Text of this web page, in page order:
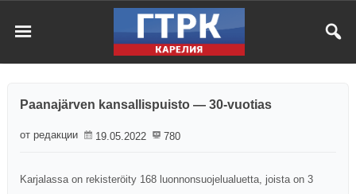
Paanajärven kansallispuisto — 30-vuotias
от редакции 19.05.2022 780
Karjalassa on rekisteröity 168 luonnonsuojelualuetta, joista on 3